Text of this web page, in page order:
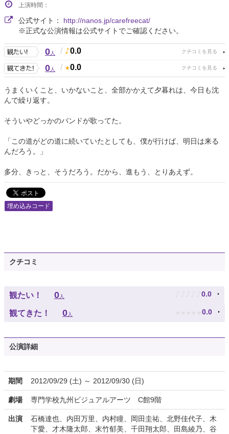
上演時間：
公式サイト： http://nanos.jp/carefreecat/
※正式な公演情報は公式サイトでご確認ください。
0人 / 0.0
0人 / 0.0
うまくいくこと、いかないこと、全部かかえて夕暮れは、今日も沈
んで繰り返す。
そういやどっかのバンドが歌ってた。
「この道がどの道に続いていたとしても、僕が行けば、明日は来る
んだろう。」
多分、きっと、そうだろう。だから、進もう、とりあえず。
埋め込みコード
クチコミ
観たい！ 0人 ♪ ♪ ♪ ♪ ♪ 0.0
観てきた！ 0人 ★ ★ ★ ★ ★ 0.0
公演詳細
期間 2012/09/29 (土) ～ 2012/09/30 (日)
劇場 専門学校九州ビジュアルアーツ C館9階
出演
石橋達也、内田万里、内村瞳、岡田圭祐、北野佳代子、木
下愛、才木隆太郎、末竹郁美、千田翔太郎、田島綾乃、谷